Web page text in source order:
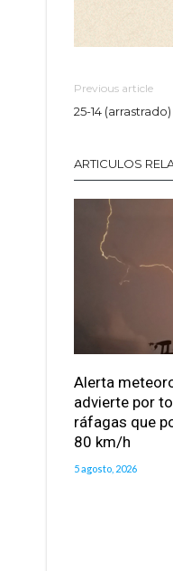
Previous article
25-14 (arrastrado)
ARTICULOS
Alerta
advierte por
ráfagas que
80 km/h
5 agosto, 2026